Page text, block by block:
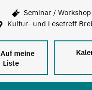
Seminar / Workshop
Kultur- und Lesetreff
Auf meine
Liste